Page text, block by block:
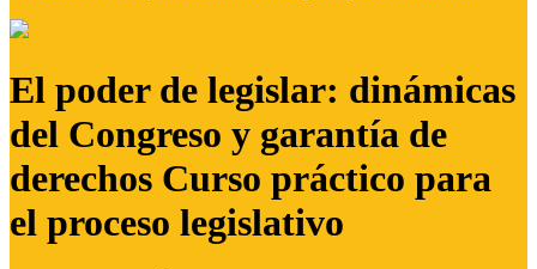
El poder de legislar: dinámicas
del Congreso y garantía de
derechos Curso práctico para
el proceso legislativo